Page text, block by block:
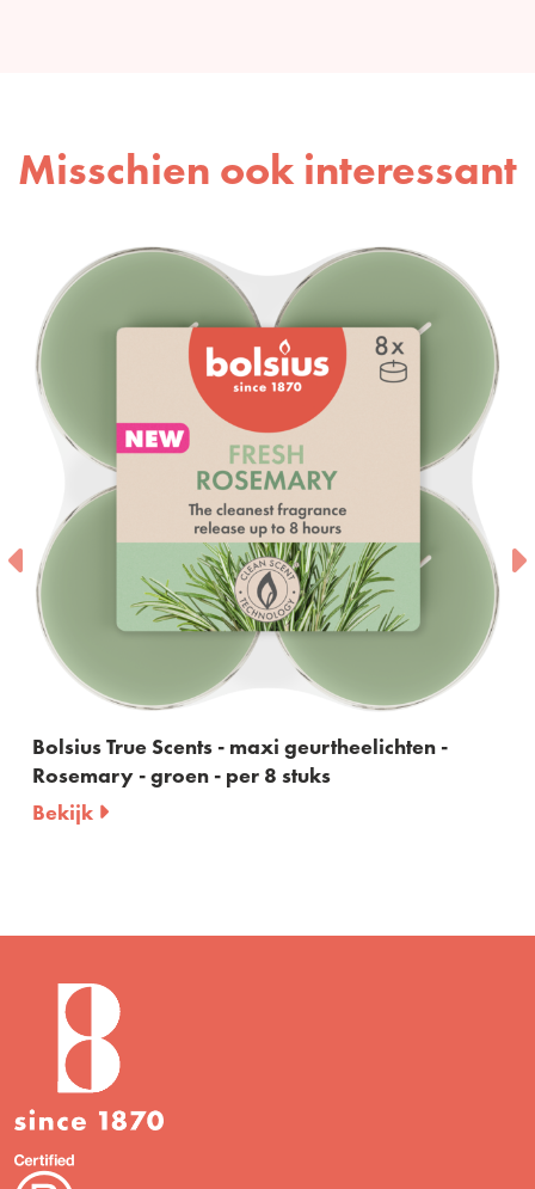
Misschien ook interessant
Scents - maxi geurtheelichten -
groen - per 8 stuks
Bolsius True